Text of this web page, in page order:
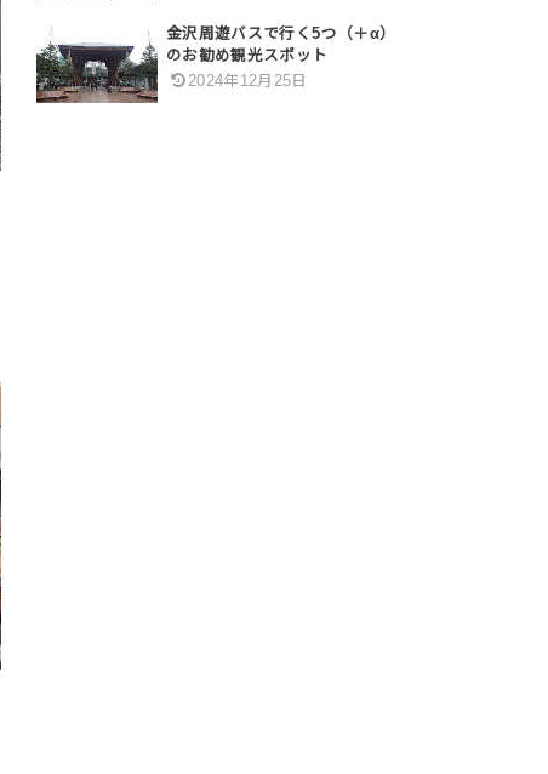
金沢周遊バスで行く5つ（＋α）
のお勧め観光スポット
2024年12月25日